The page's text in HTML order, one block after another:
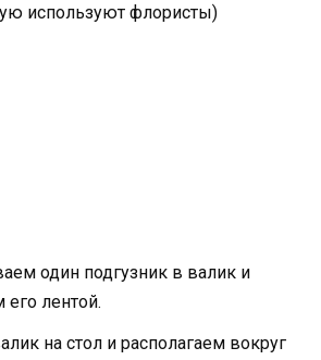
используют флористы)
один подгузник в валик и
его лентой.
на стол и располагаем вокруг